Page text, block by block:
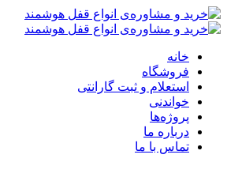
خانه
فروشگاه
استعلام و ثبت گارانتی
خواندنی
پروژه‌ها
درباره ما
تماس با ما